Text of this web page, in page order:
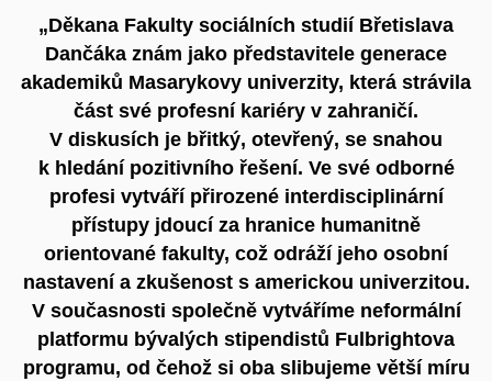
„Děkana Fakulty sociálních studií Břetislava
Dančáka znám jako představitele generace
akademiků Masarykovy univerzity, která strávila
část své profesní kariéry v zahraničí.
V diskusích je břitký, otevřený, se snahou
k hledání pozitivního řešení. Ve své odborné
profesi vytváří přirozené interdisciplinární
přístupy jdoucí za hranice humanitně
orientované fakulty, což odráží jeho osobní
nastavení a zkušenost s americkou univerzitou.
V současnosti společně vytváříme neformální
platformu bývalých stipendistů Fulbrightova
programu, od čehož si oba slibujeme větší míru